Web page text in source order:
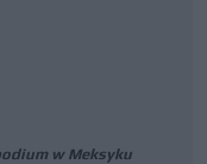
w Meksyku